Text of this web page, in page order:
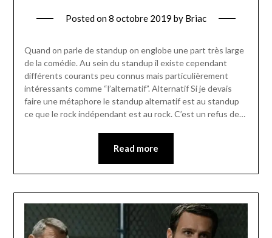
Posted on8 octobre 2019 by Briac
Quand on parle de standup on englobe une part très large
de la comédie. Au sein du standup il existe cependant
différents courants peu connus mais particulièrement
intéressants comme “l’alternatif”. Alternatif Si je devais
faire une métaphore le standup alternatif est au standup
ce que le rock indépendant est au rock. C’est un refus de…
Read more